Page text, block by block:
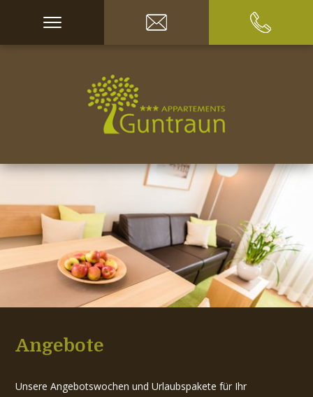
Angebote
Unsere Angebotswochen und Urlaubspakete für Ihr